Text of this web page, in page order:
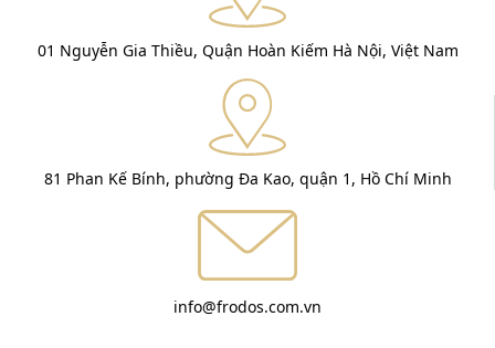
01 Nguyễn Gia Thiều, Quận Hoàn Kiếm Hà Nội, Việt Nam
81 Phan Kế Bính, phường Đa Kao, quận 1, Hồ Chí Minh
info@frodos.com.vn